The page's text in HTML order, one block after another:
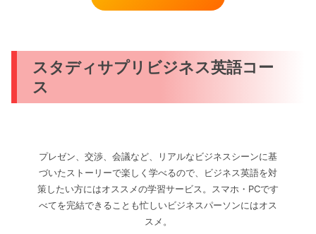
スタディサプリビジネス英語コー
ス
プレゼン、交渉、会議など、リアルなビジネスシーンに基
づいたストーリーで楽しく学べるので、ビジネス英語を対
策したい方にはオススメの学習サービス。スマホ・PCです
べてを完結できることも忙しいビジネスパーソンにはオス
スメ。